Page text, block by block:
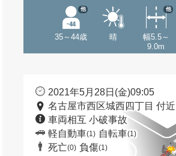
35～44歳
他
晴
幅5.5～
9.0m
他
2021年5月28日(金)09:05
名古屋市西区城西四丁目 付近
車両相互 小破事故
軽自動車(1) 自転車(1)
死亡(0) 負傷(1)